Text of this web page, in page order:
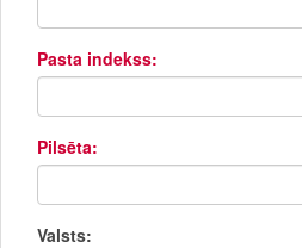
Pasta indekss:
Pilsēta:
Valsts: